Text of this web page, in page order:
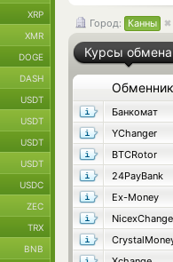
Город: Канны
Курсы обмена
Обменник
Банкомат
YChanger
BTCRotor
24PayBank
Ex-Money
XRP
XMR
DOGE
DASH
USDT
USDT
USDT
USDT
USDC
ZEC
TRX
BNB